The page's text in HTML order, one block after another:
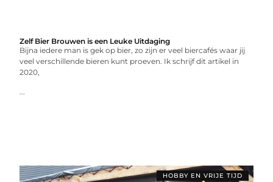
Zelf Bier Brouwen is een Leuke Uitdaging
Bijna iedere man is gek op bier, zo zijn er veel biercafés waar jij
veel verschillende bieren kunt proeven. Ik schrijf dit artikel in
2020,
...
HOBBY EN VRIJE TIJD